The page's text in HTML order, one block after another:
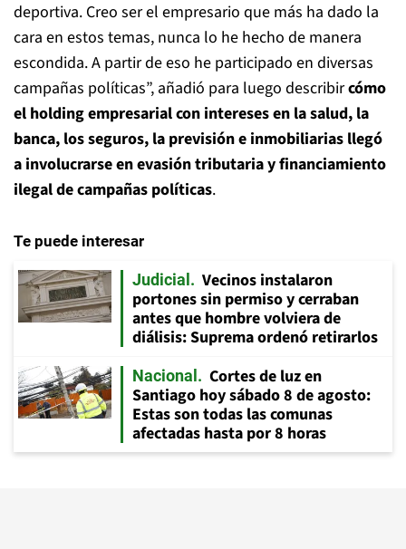
deportiva. Creo ser el empresario que más ha dado la
cara en estos temas, nunca lo he hecho de manera
escondida. A partir de eso he participado en diversas
campañas políticas”, añadió para luego describircómo
el holding empresarial con intereses en la salud, la
banca, los seguros, la previsión e inmobiliarias llegó
a involucrarse en evasión tributaria y financiamiento
ilegal de campañas políticas.
Te puede interesar
Judicial
Vecinos instalaron
portones sin permiso y cerraban
antes que hombre volviera de
diálisis: Suprema ordenó retirarlos
Nacional
Cortes de luz en
Santiago hoy sábado 8 de agosto:
Estas son todas las comunas
afectadas hasta por 8 horas